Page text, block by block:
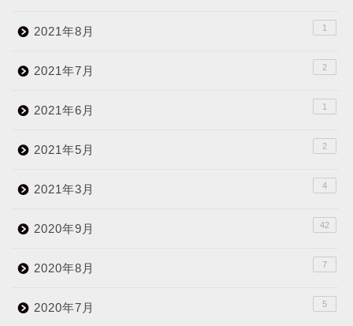
2021年8月 1
2021年7月 2
2021年6月 1
2021年5月 2
2021年3月 4
2020年9月 42
2020年8月 7
2020年7月 5